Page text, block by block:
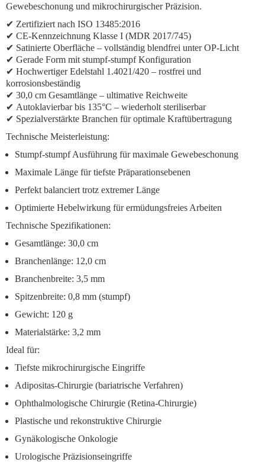
Gewebeschonung und mikrochirurgischer Präzision.
✔ Zertifiziert nach ISO 13485:2016
✔ CE-Kennzeichnung Klasse I (MDR 2017/745)
✔ Satinierte Oberfläche – vollständig blendfrei unter OP-Licht
✔ Gerade Form mit stumpf-stumpf Konfiguration
✔ Hochwertiger Edelstahl 1.4021/420 – rostfrei und
korrosionsbeständig
✔ 30,0 cm Gesamtlänge – ultimative Reichweite
✔ Autoklavierbar bis 135°C – wiederholt steriliserbar
✔ Spezialverstärkte Branchen für optimale Kraftübertragung
Technische Meisterleistung:
Stumpf-stumpf Ausführung für maximale Gewebeschonung
Maximale Länge für tiefste Präparationsebenen
Perfekt balanciert trotz extremer Länge
Optimierte Hebelwirkung für ermüdungsfreies Arbeiten
Technische Spezifikationen:
Gesamtlänge: 30,0 cm
Branchenlänge: 12,0 cm
Branchenbreite: 3,5 mm
Spitzenbreite: 0,8 mm (stumpf)
Gewicht: 120 g
Materialstärke: 3,2 mm
Ideal für:
Tiefste mikrochirurgische Eingriffe
Adipositas-Chirurgie (bariatrische Verfahren)
Ophthalmologische Chirurgie (Retina-Chirurgie)
Plastische und rekonstruktive Chirurgie
Gynäkologische Onkologie
Urologische Präzisionseingriffe